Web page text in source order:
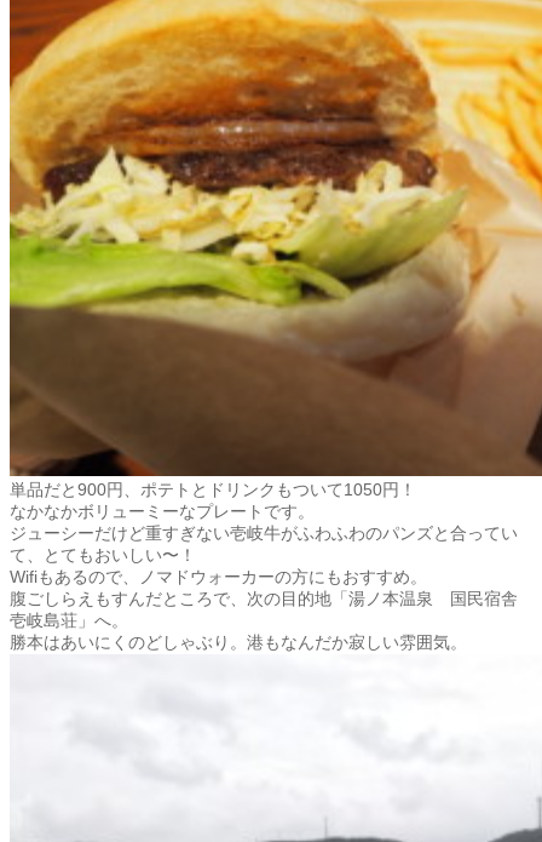
単品だと900円、ポテトとドリンクもついて1050円！
なかなかボリューミーなプレートです。
ジューシーだけど重すぎない壱岐牛がふわふわのパンズと合ってい
て、とてもおいしい〜！
Wifiもあるので、ノマドウォーカーの方にもおすすめ。
腹ごしらえもすんだところで、次の目的地「湯ノ本温泉 国民宿舎
壱岐島荘」へ。
勝本はあいにくのどしゃぶり。港もなんだか寂しい雰囲気。